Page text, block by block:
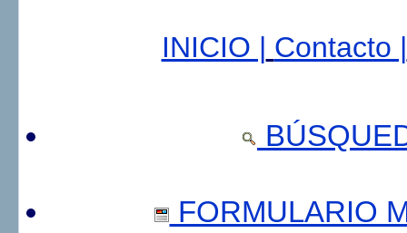
INICIO | Contacto |
FORMULARIO